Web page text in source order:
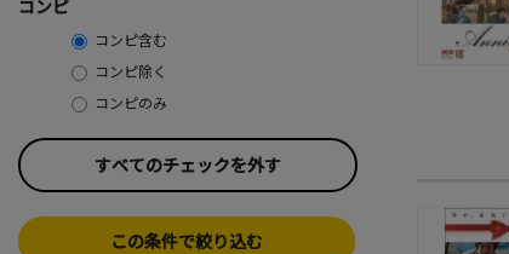
コンピ
コンピ含む
コンピ除く
コンピのみ
すべてのチェックを外す
この条件で絞り込む